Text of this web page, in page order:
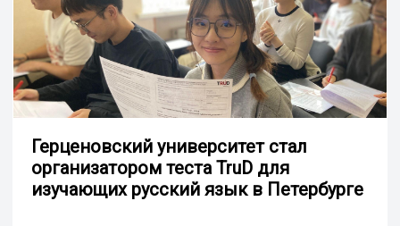
Герценовский университет стал
организатором теста TruD для
изучающих русский язык в Петербурге